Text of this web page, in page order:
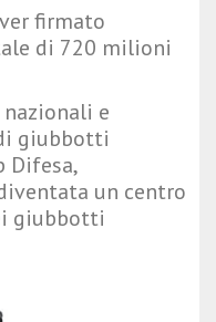
firmato
di 720 milioni
e
giubbotti
Difesa,
un centro
giubbotti